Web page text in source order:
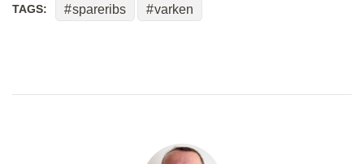
TAGS: spareribs varken